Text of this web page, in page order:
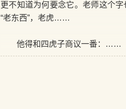
更不知道为何要念它。老师这个
“老东西”，老虎……
他得和四虎子商议一番：……